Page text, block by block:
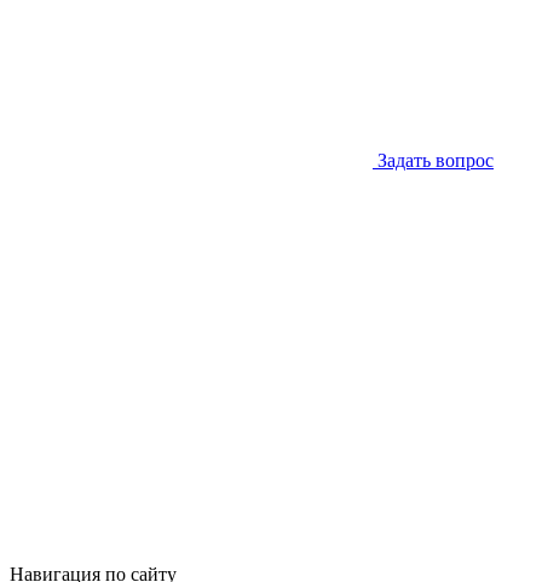
Задать вопрос
Навигация по сайту